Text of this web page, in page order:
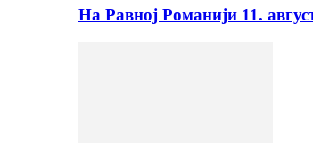
На Равној Романији 11.